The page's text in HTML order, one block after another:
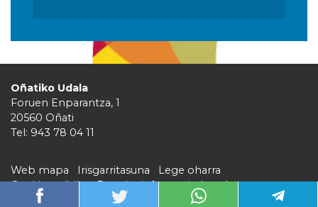
Oñatiko Udala
Foruen Enparantza, 1
20560 Oñati
Tel: 943 78 04 11
Web mapa Irisgarritasuna
Lege oharra
Cookie politika
Barruko informazio kanala